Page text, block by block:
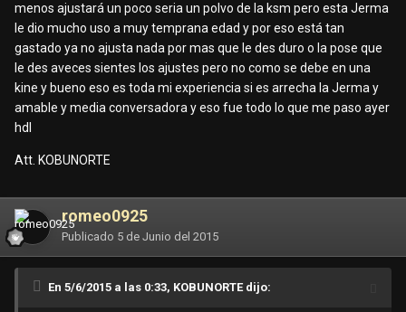
menos ajustará un poco seria un polvo de la ksm pero esta Jerma
le dio mucho uso a muy temprana edad y por eso está tan
gastado ya no ajusta nada por mas que le des duro o la pose que
le des aveces sientes los ajustes pero no como se debe en una
kine y bueno eso es toda mi experiencia si es arrecha la Jerma y
amable y media conversadora y eso fue todo lo que me paso ayer
hdl
Att. KOBUNORTE
romeo0925
Publicado 5 de Junio del 2015
En 5/6/2015 a las 0:33, KOBUNORTE dijo: